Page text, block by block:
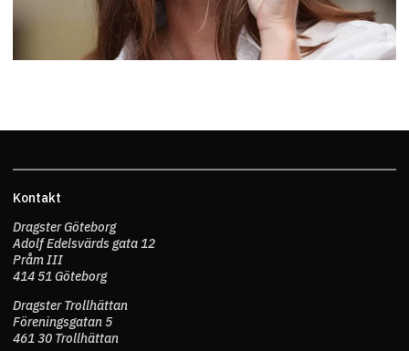
Kontakt
Dragster Göteborg
Adolf Edelsvärds gata 12
Pråm III
414 51 Göteborg
Dragster Trollhättan
Föreningsgatan 5
461 30 Trollhättan